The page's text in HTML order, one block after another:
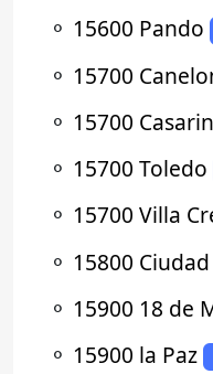
⚬ 15600 Pando
⚬ 15700
⚬ 15700
⚬ 15700 Toledo
⚬ 15700 Villa
⚬ 15800
⚬ 15900 18 de
⚬ 15900 la Paz